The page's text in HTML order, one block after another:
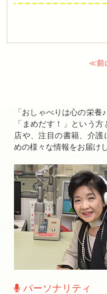
≪前
「おしゃべりは心の栄
「まめだす！」という
店や、注目の書籍、介
めの様々な情報をお届け
パーソナリティ